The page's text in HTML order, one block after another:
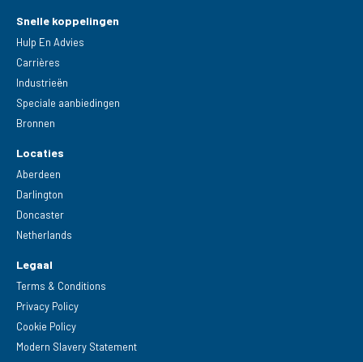
Snelle koppelingen
Hulp En Advies
Carrières
Industrieën
Speciale aanbiedingen
Bronnen
Locaties
Aberdeen
Darlington
Doncaster
Netherlands
Legaal
Terms & Conditions
Privacy Policy
Cookie Policy
Modern Slavery Statement